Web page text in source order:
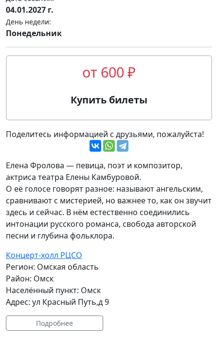
04.01.2027 г.
День недели:
Понедельник
от 600 ₽
Купить билеты
Поделитесь информацией с друзьями, пожалуйста!
Елена Фролова — певица, поэт и композитор,
актриса театра Елены Камбуровой.
О её голосе говорят разное: называют ангельским,
сравнивают с мистерией, но важнее то, как он звучит
здесь и сейчас. В нём естественно соединились
интонации русского романса, свобода авторской
песни и глубина фольклора.
Концерт-холл РЦСО
Регион: Омская область
Район: Омск
Населённый пункт: Омск
Адрес: ул Красный Путь,д 9
Подробнее